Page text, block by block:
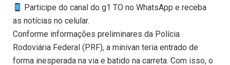
Participe do canal do g1 TO no WhatsApp e receba
as notícias no celular.
Conforme informações preliminares da Polícia
Rodoviária Federal (PRF), a minivan teria entrado de
forma inesperada na via e batido na carreta. Com isso, o